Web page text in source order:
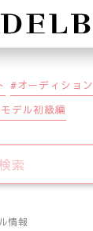
オーディション
モデル初級編
情報